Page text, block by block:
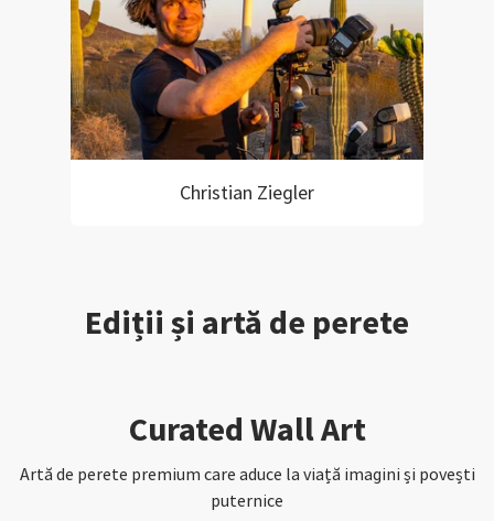
Christian Ziegler
Ediții și artă de perete
Curated Wall Art
Artă de perete premium care aduce la viață imagini și povești
puternice